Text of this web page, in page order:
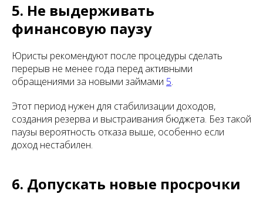
5. Не выдерживать
финансовую паузу
Юристы рекомендуют после процедуры сделать
перерыв не менее года перед активными
обращениями за новыми займами 5.
Этот период нужен для стабилизации доходов,
создания резерва и выстраивания бюджета. Без такой
паузы вероятность отказа выше, особенно если
доход нестабилен.
6. Допускать новые просрочки